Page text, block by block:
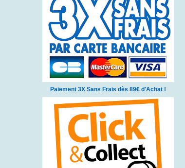
Paiement 3X Sans Frais dès 89€ d'Achat !